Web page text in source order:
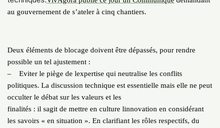
au gouvernement de s’ateler à cinq chantiers.
Deux éléments de blocage doivent être dépassés, pour rendre
possible un tel ajustement :
– Eviter le piège de lexpertise qui neutralise les conflits
politiques. La discussion technique est essentielle mais elle ne peut
occulter le débat sur les valeurs et les
finalités : il sagit de mettre en culture linnovation en considérant
les savoirs « en situation ». En clarifiant les rôles respectifs, du